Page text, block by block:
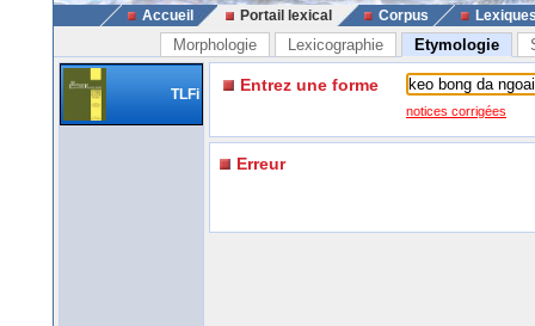
Accueil Portail lexical Corpus
Morphologie Lexicographie Etymologie
TLFi Entrez une forme
notices corrigées
Erreur